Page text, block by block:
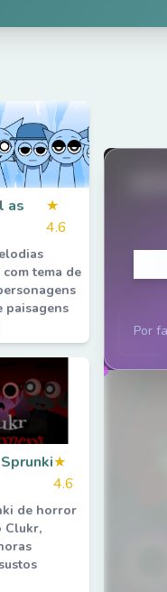
as
★
4.6
tema de
paisagens
Por
★
4.6
de horror
Clukr,